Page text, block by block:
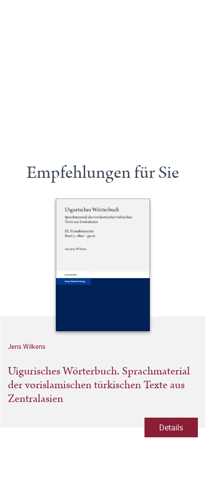
Empfehlungen für Sie
Jens Wilkens
Uigurisches Wörterbuch. Sprachmaterial
der vorislamischen türkischen Texte aus
Zentralasien
Details